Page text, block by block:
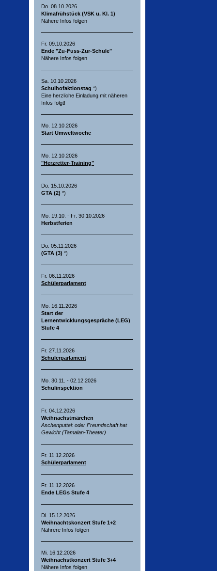
Do. 08.10.2026
Klimafrühstück (VSK u. Kl. 1)
Nähere Infos folgen
Fr. 09.10.2026
Ende "Zu-Fuss-Zur-Schule"
Nähere Infos folgen
Sa. 10.10.2026
Schulhofaktionstag *)
Eine herzliche Einladung mit näheren
Infos folgt!
Mo. 12.10.2026
Start Umweltwoche
Mo. 12.10.2026
"Herzretter-Training"
Do. 15.10.2026
GTA (2) *)
Mo. 19.10. - Fr. 30.10.2026
Herbstferien
Do. 05.11.2026
(GTA (3) *)
Fr. 06.11.2026
Schülerparlament
Mo. 16.11.2026
Start der
Lernentwicklungsgespräche (LEG)
Stufe 4
Fr. 27.11.2026
Schülerparlament
Mo. 30.11. - 02.12.2026
Schulinspektion
Fr. 04.12.2026
Weihnachstmärchen
Aschenputtel: oder Freundschaft hat
Gewicht (Tamalan-Theater)
Fr. 11.12.2026
Schülerparlament
Fr. 11.12.2026
Ende LEGs Stufe 4
Di. 15.12.2026
Weihnachtskonzert Stufe 1+2
Nährere Infos folgen
Mi. 16.12.2026
Weihnachstkonzert Stufe 3+4
Nähere Infos folgen